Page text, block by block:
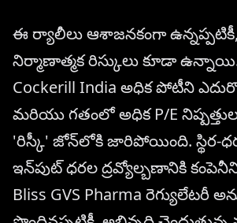
ఈ ర్యాలీలు ఆశాజనకంగా
నిర్మాణాత్మక రిస్కులు కూడా ఉన్నాయి.
Cockerill India అధిక పోటీని
మరియు గతంలో అధిక P/E
'రిస్కీ' జోన్‌లోకి జారిపోయింది. స్థిర-
ఇన్‌పుట్ ధరల ద్రవ్యోల్బణానికి
Bliss GVS Pharma రెగ్యులేటరీ